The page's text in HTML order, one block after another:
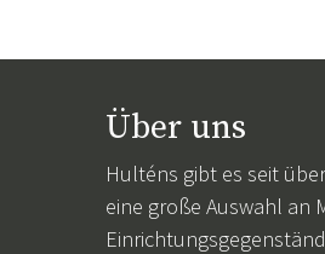
Über uns
Hulténs gibt es seit
eine große Auswahl an